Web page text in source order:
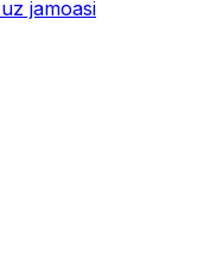
jamoasi